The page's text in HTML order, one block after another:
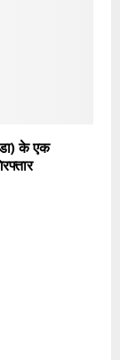
के एक